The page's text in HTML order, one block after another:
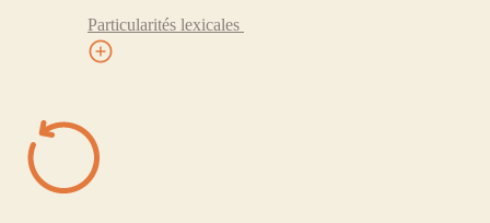
Particularités lexicales